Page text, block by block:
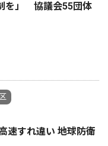
を」 協議会55団体
速すれ違い 地球防衛